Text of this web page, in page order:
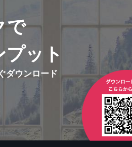
で
ット
ダウンロード